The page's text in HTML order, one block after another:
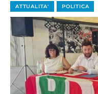
ATTUALITA' POLITICA